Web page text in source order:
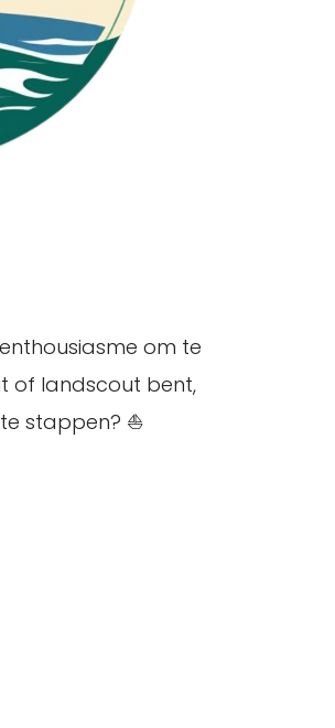
om te
of landscout bent,
stappen? ⛵